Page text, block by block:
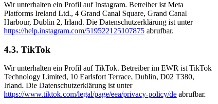
Wir unterhalten ein Profil auf Instagram. Betreiber ist Meta
Platforms Ireland Ltd., 4 Grand Canal Square, Grand Canal
Harbour, Dublin 2, Irland. Die Datenschutzerklärung ist unter
https://help.instagram.com/519522125107875 abrufbar.
4.3. TikTok
Wir unterhalten ein Profil auf TikTok. Betreiber im EWR ist TikTok
Technology Limited, 10 Earlsfort Terrace, Dublin, D02 T380,
Irland. Die Datenschutzerklärung ist unter
https://www.tiktok.com/legal/page/eea/privacy-policy/de abrufbar.